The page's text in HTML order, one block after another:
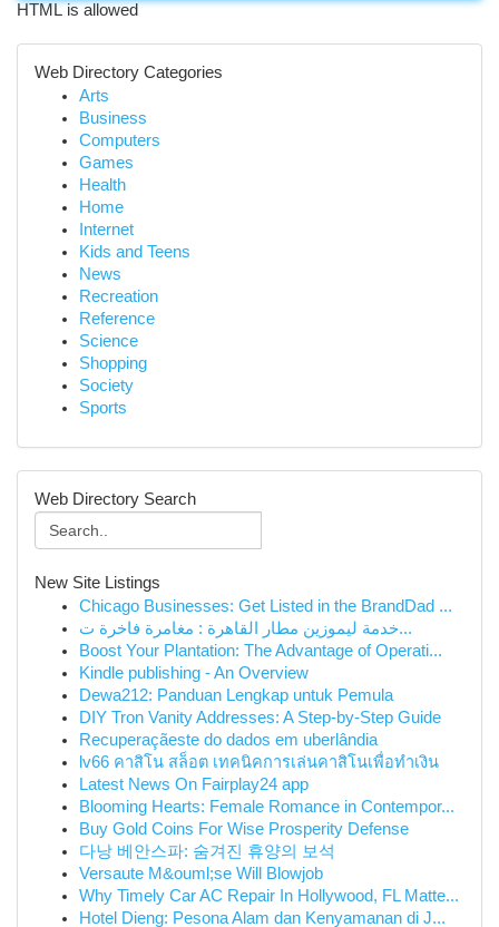
HTML is allowed
Web Directory Categories
Arts
Business
Computers
Games
Health
Home
Internet
Kids and Teens
News
Recreation
Reference
Science
Shopping
Society
Sports
Web Directory Search
New Site Listings
Chicago Businesses: Get Listed in the BrandDad ...
خدمة ليموزين مطار القاهرة : مغامرة فاخرة ت...
Boost Your Plantation: The Advantage of Operati...
Kindle publishing - An Overview
Dewa212: Panduan Lengkap untuk Pemula
DIY Tron Vanity Addresses: A Step-by-Step Guide
Recuperaçãeste do dados em uberlândia
lv66 คาสิโน สล็อต เทคนิคการเล่นคาสิโนเพื่อทำเงิน
Latest News On Fairplay24 app
Blooming Hearts: Female Romance in Contempor...
Buy Gold Coins For Wise Prosperity Defense
다낭 베안스파: 숨겨진 휴양의 보석
Versaute M&ouml;se Will Blowjob
Why Timely Car AC Repair In Hollywood, FL Matte...
Hotel Dieng: Pesona Alam dan Kenyamanan di J...